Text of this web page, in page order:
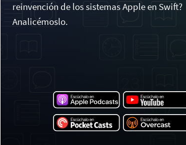
reinvención de los sistemas Apple en Swift?
Analicémoslo.